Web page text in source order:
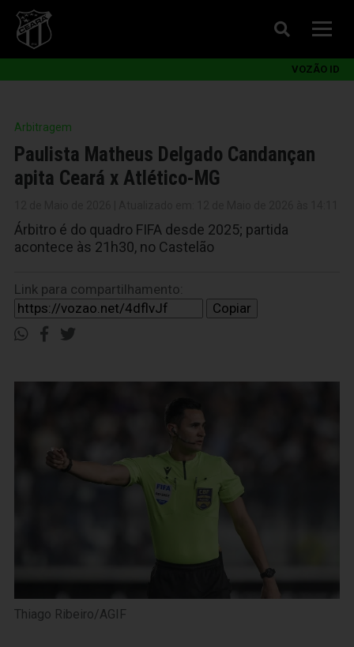
VOZÃO ID
Arbitragem
Paulista Matheus Delgado Candançan
apita Ceará x Atlético-MG
Árbitro é do quadro FIFA desde 2025; partida
acontece às 21h30, no Castelão
Link para compartilhamento:
Copiar
Thiago Ribeiro/AGIF